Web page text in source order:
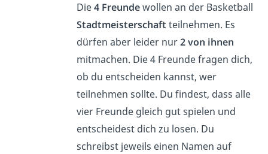
Die4 Freundewollen an der Basketball
Stadtmeisterschaft teilnehmen. Es
dürfen aber leider nur2 von ihnen
mitmachen. Die 4 Freunde fragen dich,
ob du entscheiden kannst, wer
teilnehmen sollte. Du findest, dass alle
vier Freunde gleich gut spielen und
entscheidest dich zu losen. Du
schreibst jeweils einen Namen auf